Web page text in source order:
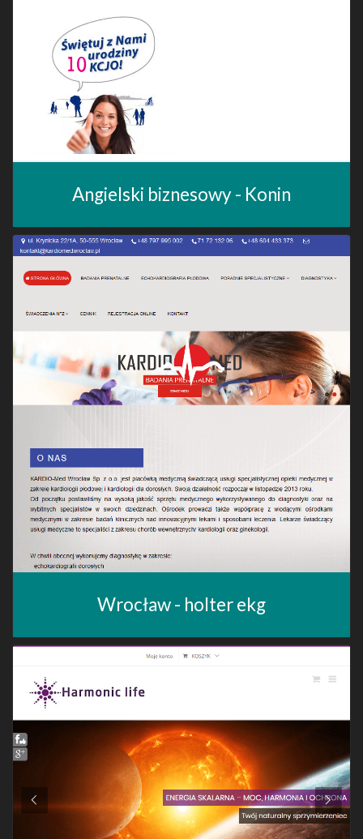
Angielski biznesowy - Konin
Wrocław - holter ekg